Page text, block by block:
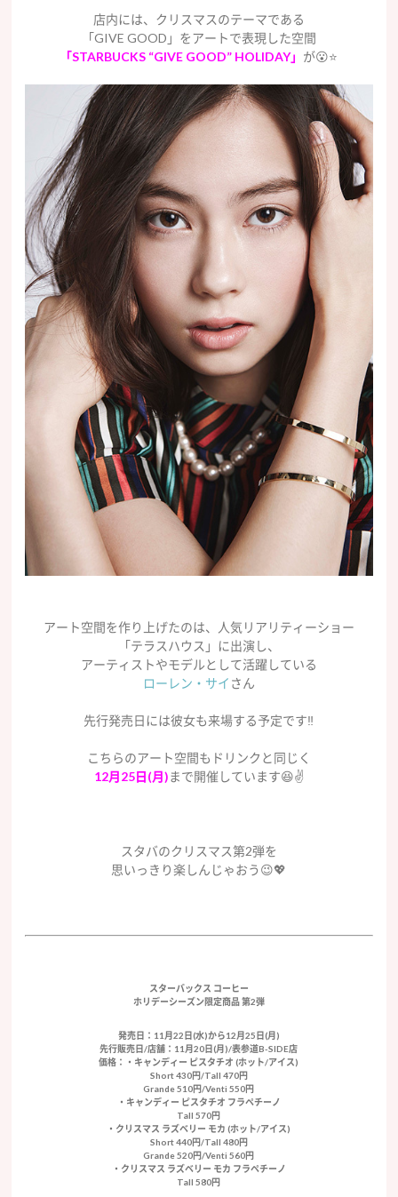
店内には、クリスマスのテーマである
「GIVE GOOD」をアートで表現した空間
「STARBUCKS “GIVE GOOD” HOLIDAY」 が😮⭐️
アート空間を作り上げたのは、人気リアリティーショー
「テラスハウス」に出演し、
アーティストやモデルとして活躍している
ローレン・サイ さん
先行発売日には彼女も来場する予定です‼️
こちらのアート空間もドリンクと同じく
12月25日(月)まで開催しています😆✌️
スタバのクリスマス第2弾を
思いっきり楽しんじゃおう😉💖
スターバックス コーヒー
ホリデーシーズン限定商品 第2弾
発売日：11月22日(水)から12月25日(月)
先行販売日/店舗：11月20日(月)/表参道B-SIDE店
価格：・キャンディー ピスタチオ (ホット/アイス)
Short 430円/Tall 470円
Grande 510円/Venti 550円
・キャンディー ピスタチオ フラペチーノ
Tall 570円
・クリスマス ラズベリー モカ (ホット/アイス)
Short 440円/Tall 480円
Grande 520円/Venti 560円
・クリスマス ラズベリー モカ フラペチーノ
Tall 580円